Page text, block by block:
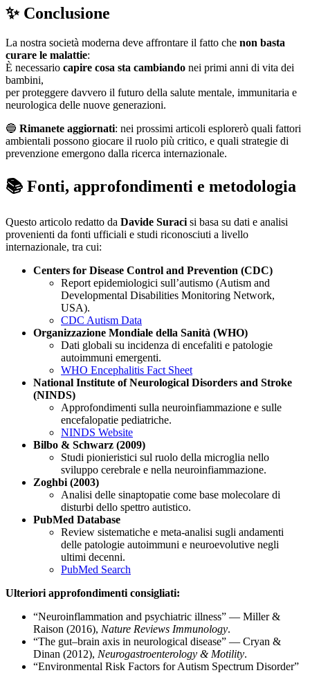
✨ Conclusione
La nostra società moderna deve affrontare il fatto che non basta
curare le malattie:
È necessario capire cosa sta cambiando nei primi anni di vita dei
bambini,
per proteggere davvero il futuro della salute mentale, immunitaria e
neurologica delle nuove generazioni.
🔵 Rimanete aggiornati: nei prossimi articoli esplorerò quali fattori
ambientali possono giocare il ruolo più critico, e quali strategie di
prevenzione emergono dalla ricerca internazionale.
📚 Fonti, approfondimenti e metodologia
Questo articolo redatto da Davide Suraci si basa su dati e analisi
provenienti da fonti ufficiali e studi riconosciuti a livello
internazionale, tra cui:
Centers for Disease Control and Prevention (CDC)
Report epidemiologici sull’autismo (Autism and
Developmental Disabilities Monitoring Network,
USA).
CDC Autism Data
Organizzazione Mondiale della Sanità (WHO)
Dati globali su incidenza di encefaliti e patologie
autoimmuni emergenti.
WHO Encephalitis Fact Sheet
National Institute of Neurological Disorders and Stroke
(NINDS)
Approfondimenti sulla neuroinfiammazione e sulle
encefalopatie pediatriche.
NINDS Website
Bilbo & Schwarz (2009)
Studi pionieristici sul ruolo della microglia nello
sviluppo cerebrale e nella neuroinfiammazione.
Zoghbi (2003)
Analisi delle sinaptopatie come base molecolare di
disturbi dello spettro autistico.
PubMed Database
Review sistematiche e meta-analisi sugli andamenti
delle patologie autoimmuni e neuroevolutive negli
ultimi decenni.
PubMed Search
Ulteriori approfondimenti consigliati:
“Neuroinflammation and psychiatric illness” — Miller &
Raison (2016), Nature Reviews Immunology.
“The gut–brain axis in neurological disease” — Cryan &
Dinan (2012), Neurogastroenterology & Motility.
“Environmental Risk Factors for Autism Spectrum Disorder”